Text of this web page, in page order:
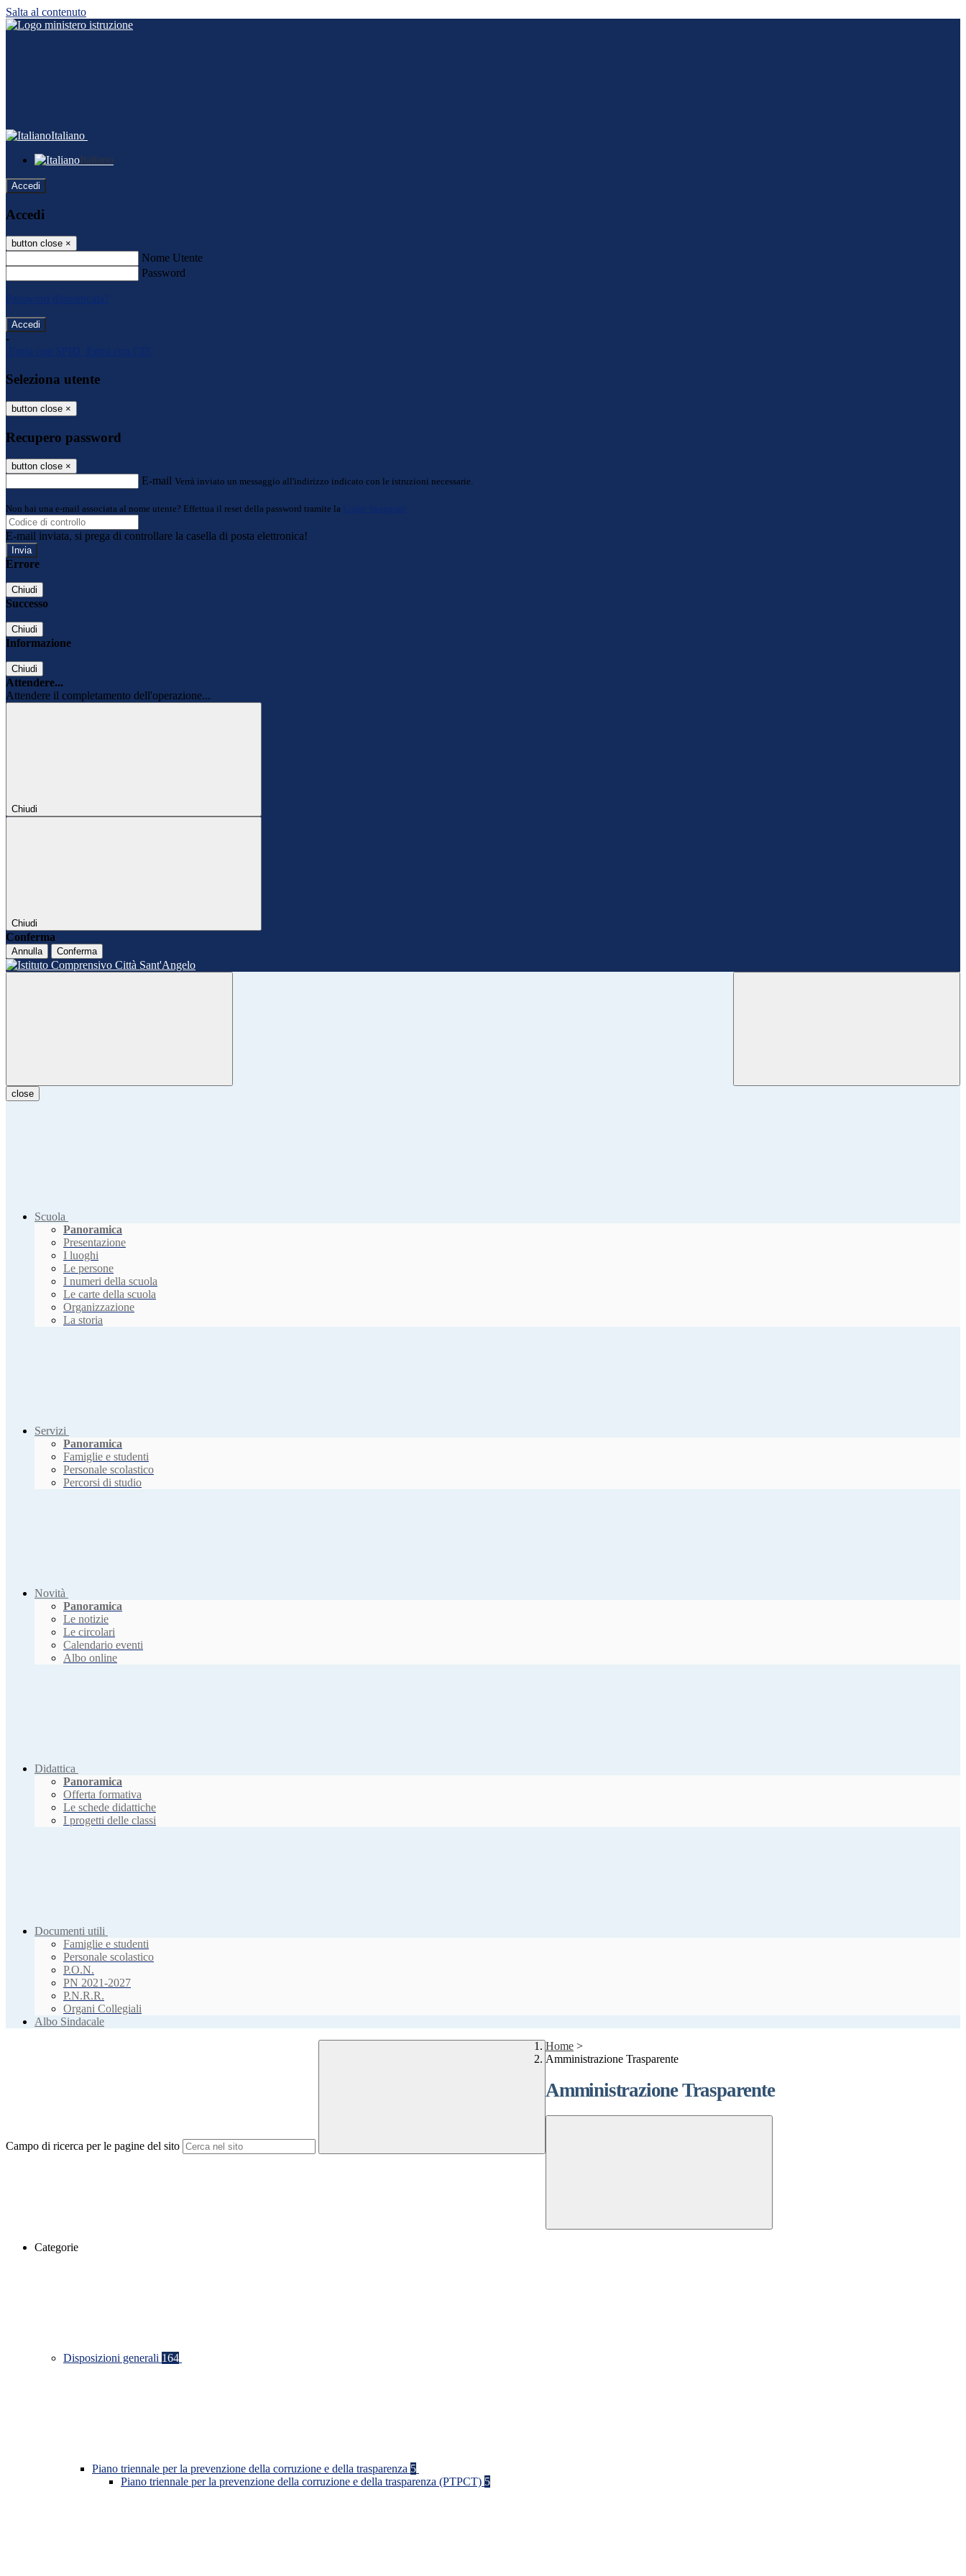
Salta al contenuto
Italiano
Italiano
Accedi
Accedi
button close ×
Nome Utente
Password
Password dimenticata?
-
Entra con SPID
Entra con CIE
Seleziona utente
button close ×
Recupero password
button close ×
E-mail Verrà inviato un messaggio all'indirizzo indicato con le istruzioni necessarie.
Non hai una e-mail associata al nome utente? Effettua il reset della password tramite la Login Spaggiari
E-mail inviata, si prega di controllare la casella di posta elettronica!
Errore
Chiudi
Successo
Chiudi
Informazione
Chiudi
Attendere...
Attendere il completamento dell'operazione...
Chiudi
Chiudi
Conferma
Annulla Conferma
close
Scuola
Panoramica
Presentazione
I luoghi
Le persone
I numeri della scuola
Le carte della scuola
Organizzazione
La storia
Servizi
Panoramica
Famiglie e studenti
Personale scolastico
Percorsi di studio
Novità
Panoramica
Le notizie
Le circolari
Calendario eventi
Albo online
Didattica
Panoramica
Offerta formativa
Le schede didattiche
I progetti delle classi
Documenti utili
Famiglie e studenti
Personale scolastico
P.O.N.
PN 2021-2027
P.N.R.R.
Organi Collegiali
Albo Sindacale
Campo di ricerca per le pagine del sito
Home >
Amministrazione Trasparente
Amministrazione Trasparente
Categorie
Disposizioni generali 164
Piano triennale per la prevenzione della corruzione e della trasparenza 5
Piano triennale per la prevenzione della corruzione e della trasparenza (PTPCT) 5